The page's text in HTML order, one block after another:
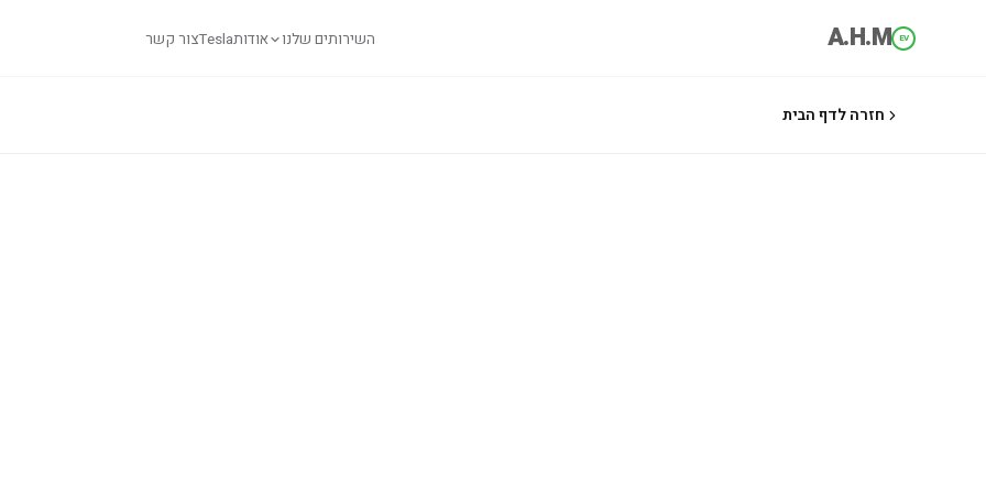
EV
A.H.M השירותים שלנו אודותTeslaצור קשר
חזרה לדף הבית